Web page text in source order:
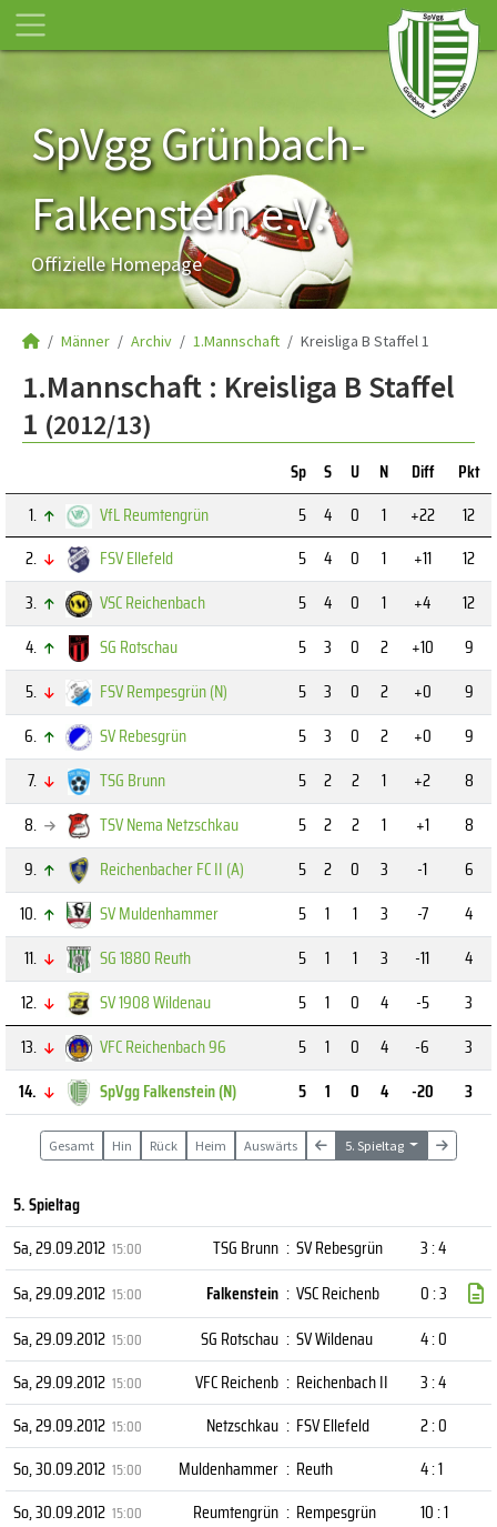
SpVgg Grünbach-
Falkenstein e.V.
Offizielle Homepage
Männer Archiv 1.Mannschaft Kreisliga B Staffel 1
1.Mannschaft : Kreisliga B Staffel
1 (2012/13)
Sp S U N Diff
Pkt
1.
VfL Reumtengrün 5 4 0 1 +22
12
2.
FSV Ellefeld 5 4 0 1 +11
12
3.
VSC Reichenbach 5 4 0 1 +4
12
4.
SG Rotschau 5 3 0 2 +10
9
5.
FSV Rempesgrün (N) 5 3 0 2 +0
9
6.
SV Rebesgrün 5 3 0 2 +0
9
7.
TSG Brunn 5 2 2 1 +2
8
8.
TSV Nema Netzschkau 5 2 2 1 +1
8
9.
Reichenbacher FC II (A) 5 2 0 3 -1
6
10.
SV Muldenhammer 5 1 1 3 -7
4
11.
SG 1880 Reuth 5 1 1 3 -11
4
12.
SV 1908 Wildenau 5 1 0 4 -5
3
13.
VFC Reichenbach 96 5 1 0 4 -6
3
14.
SpVgg Falkenstein (N) 5 1 0 4 -20 3
Gesamt Hin Rück Heim Auswärts 5. Spieltag
5. Spieltag
Sa, 29.09.2012 15:00 TSG Brunn : SV Rebesgrün
3 : 4
Sa, 29.09.2012 15:00 Falkenstein : VSC Reichenb
0 : 3
Sa, 29.09.2012 15:00 SG Rotschau : SV Wildenau
4 : 0
Sa, 29.09.2012 15:00 VFC Reichenb : Reichenbach II
3 : 4
Sa, 29.09.2012 15:00 Netzschkau : FSV Ellefeld
2 : 0
So, 30.09.2012 15:00 Muldenhammer : Reuth
4 : 1
So, 30.09.2012 15:00 Reumtengrün : Rempesgrün
10 : 1